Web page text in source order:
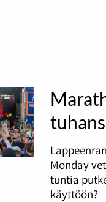
Monday
tuntia
käyttöön?